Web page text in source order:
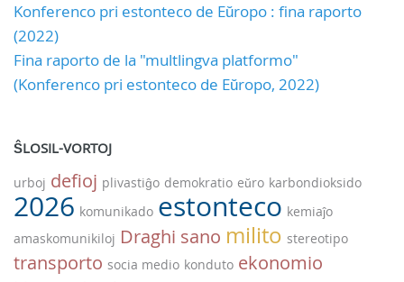
Konferenco pri estonteco de Eŭropo : fina raporto
(2022)
Fina raporto de la "multlingva platformo"
(Konferenco pri estonteco de Eŭropo, 2022)
ŜLOSIL-VORTOJ
urboj defioj plivastiĝo demokratio eŭro karbondioksido
2026 komunikado estonteco kemiaĵo
amaskomunikiloj Draghi sano milito stereotipo
transporto socia medio konduto ekonomio